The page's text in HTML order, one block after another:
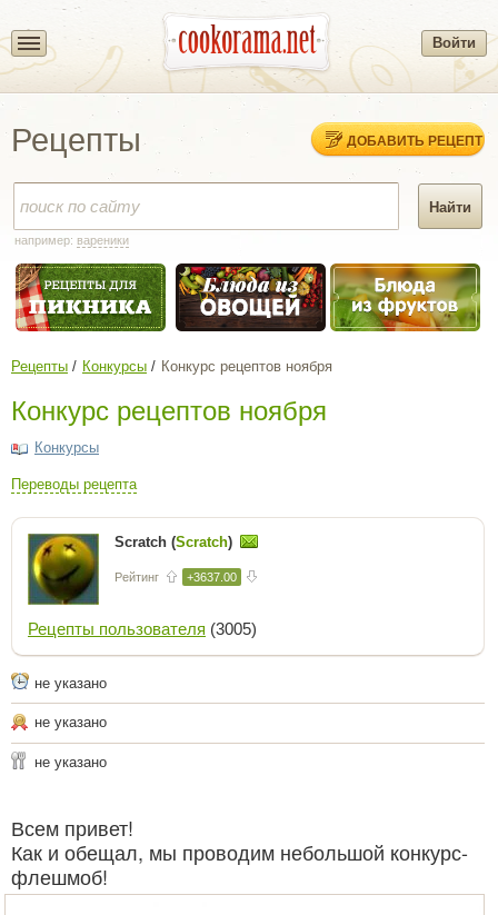
Войти
Рецепты ДОБАВИТЬ РЕЦЕПТ
например: вареники
Рецепты Конкурсы Конкурс рецептов ноября
Конкурс рецептов ноября
Конкурсы
Переводы рецепта
Scratch (Scratch)
Рейтинг +3637.00
Рецепты пользователя (3005)
не указано
не указано
не указано
Всем привет!
Как и обещал, мы проводим небольшой конкурс-
флешмоб!